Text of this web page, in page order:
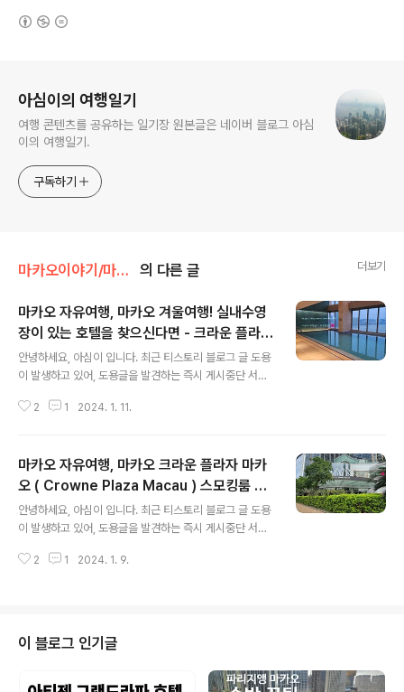
아심이의 여행일기
여행 콘텐츠를 공유하는 일기장 원본글은 네이버 블로그 아심
이의 여행일기.
구독하기
마카오이야기/마카오호텔소개 의 다른 글 더보기
마카오 자유여행, 마카오 겨울여행! 실내수영
장이 있는 호텔을 찾으신다면 - 크라운 플라자
마카오 ( crowne plaza macau ) 실내수영
장 소개
안녕하세요, 아심이 입니다. 최근 티스토리 블로그 글 도용
이 발생하고 있어, 도용글을 발견하는 즉시 게시중단 서비
영하는 블로그임을 증빙해야 하는 관계로 당분간 홍콩 마
그에 해당글이 올라온경우 도용된 게시물임을 알려드립니
다. ----------- 마카오 자유여행! 안녕하세요, 아심이 입
니다. ​겨울에 마카오 여행을 가시는 분들이라면 가장 먼저
이 부분이 궁금하실 거예요. 겨울 마카오 여행, 마카오 호텔
수영장 이용 가능할까? 이 부분에 대해서는 워낙 많은 답변
이 달립니다. 추워서 이용 못해요, 수영장에 사람 없어서 한
2 1 2024. 1. 11.
마카오 자유여행, 마카오 크라운 플라자 마카
오 ( Crowne Plaza Macau ) 스모킹룸 객
실 후기
안녕하세요, 아심이 입니다. 최근 티스토리 블로그 글 도용
이 발생하고 있어, 도용글을 발견하는 즉시 게시중단 서비
영하는 블로그임을 증빙해야 하는 관계로 당분간 홍콩 마
다. ----------- 마카오 자유여행! 안녕하세요, 아심이 입
니다. ​오늘은 마카오 국경 근처에 위치하고 있는 크라운 플
라자 마카오 ( 크라운 프라자 마카오 - Crowne Plaza M
2 1 2024. 1. 9.
이 블로그 인기글